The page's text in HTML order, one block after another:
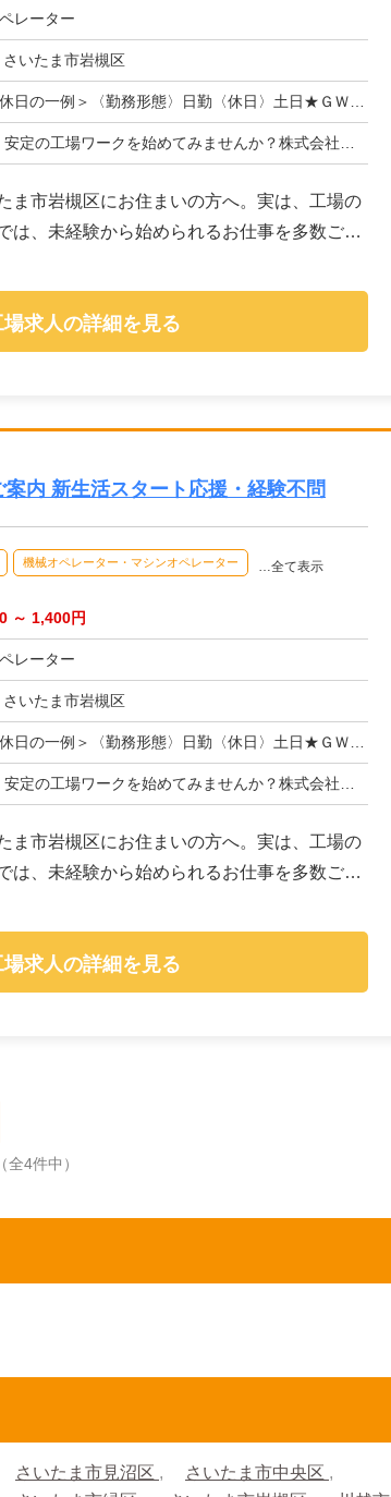
レーター
いたま市岩槻区
の一例＞〈勤務形態〉日勤〈休日〉土日★ＧＷ・夏季・冬季・年末年始休暇あり★有給休暇あり※配属先により休日・勤...
場ワークを始めてみませんか？株式会社京栄センターが選ばれる理由はこちら！【理由①】手厚いサポート体制...
ま市岩槻区にお住まいの方へ。実は、工場の
は、未経験から始められるお仕事を多数ご紹
場求人の詳細を見る
内 新生活スタート応援・経験不問
機械オペレーター・マシンオペレーター …全て表示
～ 1,400円
レーター
いたま市岩槻区
の一例＞〈勤務形態〉日勤〈休日〉土日★ＧＷ・夏季・冬季・年末年始休暇あり★有給休暇あり※配属先により休日・勤...
場ワークを始めてみませんか？株式会社京栄センターが選ばれる理由はこちら！【理由①】手厚いサポート体制...
ま市岩槻区にお住まいの方へ。実は、工場の
は、未経験から始められるお仕事を多数ご紹
場求人の詳細を見る
（全4件中）
さいたま市見沼区
さいたま市中央区